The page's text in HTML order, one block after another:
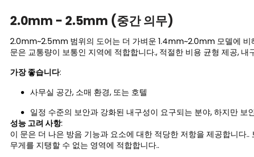
2.0mm - 2.5mm (중간 의무)
2.0mm~2.5mm 범위의 도어는 더 가벼운 1.4mm~2.0mm 모델에 비
문은 교통량이 보통인 지역에 적합합니다., 적절한 비용 균형 제공, 내
가장 좋습니다:
사무실 공간, 소매 환경, 또는 호텔
일정 수준의 보안과 강화된 내구성이 요구되는 분야, 하지만 보
성능 고려 사항:
이 문은 더 나은 방음 기능과 요소에 대한 적당한 저항을 제공합니다
무게를 지탱할 수 없는 영역에 적합합니다..